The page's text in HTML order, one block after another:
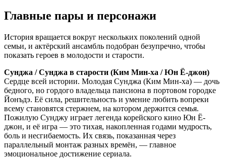
Главные пары и персонажи
История вращается вокруг нескольких поколений одной
семьи, и актёрский ансамбль подобран безупречно, чтобы
показать героев в молодости и старости.
Сунджа / Сунджа в старости (Ким Мин-ха / Юн Ё-джон)
Сердце всей истории. Молодая Сунджа (Ким Мин-ха) — дочь
бедного, но гордого владельца пансиона в портовом городке
Йонъдэ. Её сила, решительность и умение любить вопреки
всему становятся стержнем, на котором держится семья.
Пожилую Сунджу играет легенда корейского кино Юн Ё-
джон, и её игра — это тихая, накопленная годами мудрость,
боль и несгибаемость. Их связь, показанная через
параллельный монтаж разных времён, — главное
эмоциональное достижение сериала.